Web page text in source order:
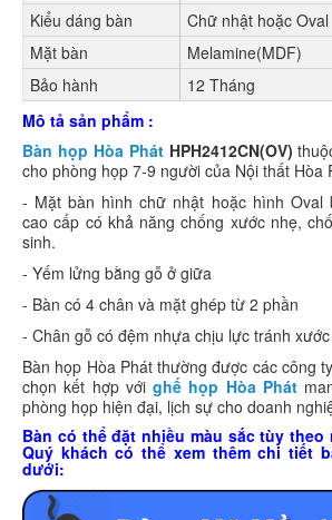
Kiểu dáng bàn
Chữ nhật hoặc Oval
Mặt bàn
Melamine(MDF)
Bảo hành
12 Tháng
Mô tả sản phẩm :
Bàn họp Hòa PhátHPH2412CN(OV)
cho phòng họp 7-9 người của Nội thất Hòa
- Mặt bàn hình chữ nhật hoặc hình Oval
cao cấp có khả năng chống xước nhẹ,
sinh.
- Yếm lửng bằng gỗ ở giữa
- Bàn có 4 chân và mặt ghép từ 2 phần
- Chân gỗ có đệm nhựa chịu lực tránh
Bàn họp Hòa Phát thường được các công
chọn kết hợp vớighế họp Hòa Phát
phòng họp hiện đại, lịch sự cho doanh
Bàn có thể đặt nhiều màu sắc tùy theo
Quý khách có thể xem thêm chi tiết
dưới: